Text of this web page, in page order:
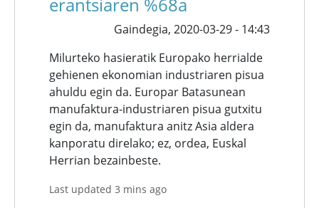
Gaindegia, 2020-03-29 - 14:43
Milurteko hasieratik Europako herrialde
gehienen ekonomian industriaren pisua
ahuldu egin da. Europar Batasunean
manufaktura-industriaren pisua gutxitu
egin da, manufaktura anitz Asia aldera
kanporatu direlako; ez, ordea, Euskal
Herrian bezainbeste.
Last updated 3 mins ago